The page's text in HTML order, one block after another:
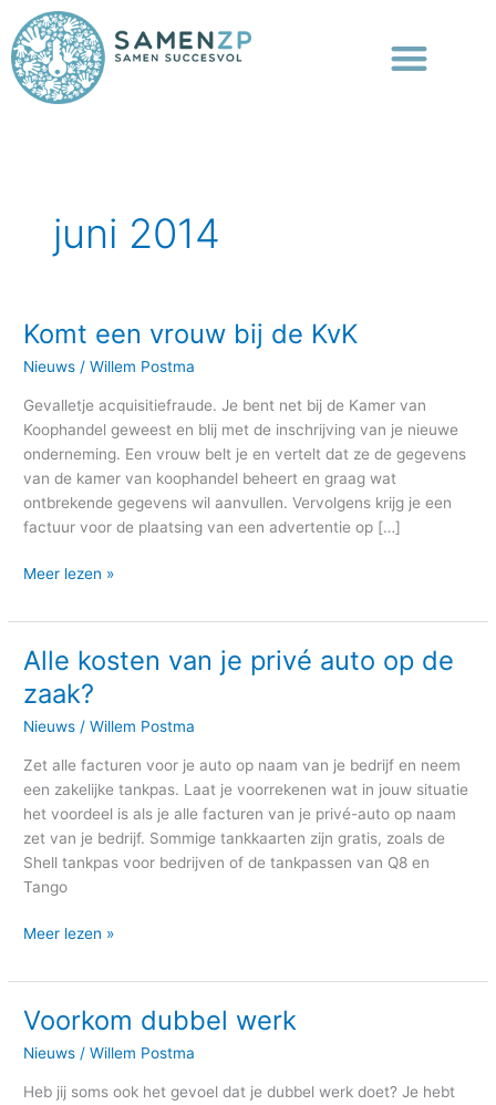
naar
de
inhoud
juni 2014
Komt een vrouw bij de KvK
Nieuws /Willem Postma
Gevalletje acquisitiefraude. Je bent net bij de Kamer van
Koophandel geweest en blij met de inschrijving van je nieuwe
onderneming. Een vrouw belt je en vertelt dat ze de gegevens
van de kamer van koophandel beheert en graag wat
ontbrekende gegevens wil aanvullen. Vervolgens krijg je een
factuur voor de plaatsing van een advertentie op […]
Komt
vrouw
bij
de
KvK
Meer lezen »
Alle kosten van je privé auto op de
zaak?
Nieuws /Willem Postma
Zet alle facturen voor je auto op naam van je bedrijf en neem
een zakelijke tankpas. Laat je voorrekenen wat in jouw situatie
het voordeel is als je alle facturen van je privé-auto op naam
zet van je bedrijf. Sommige tankkaarten zijn gratis, zoals de
Shell tankpas voor bedrijven of de tankpassen van Q8 en
Tango
Alle
kosten
van
je
Meer lezen »
Voorkom dubbel werk
Nieuws /Willem Postma
Heb jij soms ook het gevoel dat je dubbel werk doet? Je hebt
Voorkom
werk